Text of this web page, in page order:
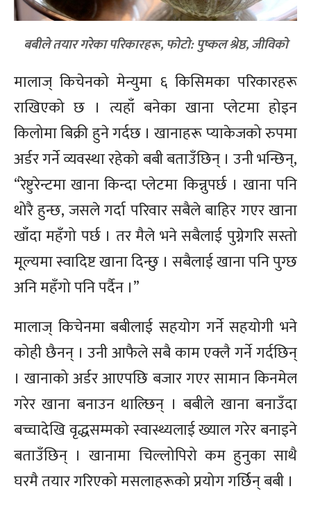
बबीले तयार गरेका परिकारहरू, फोटो: पुष्कल श्रेष्ठ, जीविको
मालाज् किचेनको मेन्युमा ६ किसिमका परिकारहरू
राखिएको छ । त्यहाँ बनेका खाना प्लेटमा होइन
किलोमा बिक्री हुने गर्दछ । खानाहरू प्याकेजको रुपमा
अर्डर गर्ने व्यवस्था रहेको बबी बताउँछिन् । उनी भन्छिन्,
“रेष्टुरेन्टमा खाना किन्दा प्लेटमा किन्नुपर्छ । खाना पनि
थोरै हुन्छ, जसले गर्दा परिवार सबैले बाहिर गएर खाना
खाँदा महँगो पर्छ । तर मैले भने सबैलाई पुग्नेगरि सस्तो
मूल्यमा स्वादिष्ट खाना दिन्छु । सबैलाई खाना पनि पुग्छ
अनि महँगो पनि पर्दैन ।”
मालाज् किचेनमा बबीलाई सहयोग गर्ने सहयोगी भने
कोही छैनन् । उनी आफैले सबै काम एक्लै गर्ने गर्दछिन्
। खानाको अर्डर आएपछि बजार गएर सामान किनमेल
गरेर खाना बनाउन थाल्छिन् । बबीले खाना बनाउँदा
बच्चादेखि वृद्धसम्मको स्वास्थ्यलाई ख्याल गरेर बनाइने
बताउँछिन् । खानामा चिल्लोपिरो कम हुनुका साथै
घरमै तयार गरिएको मसलाहरूको प्रयोग गर्छिन् बबी ।